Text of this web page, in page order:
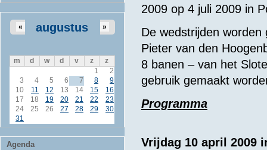
augustus
« »
m d w d v z
z
1
2
3
4 5 6 7 8
9
10
11 12 13 14 15
16
17
18 19 20 21 22
23
24
25 26 27 28 29
30
31
Agenda
2009 op 4 juli 2009 in
De wedstrijden
Pieter van den
8 banen – van het
gebruik gemaakt
Programma
Vrijdag 10 april 2009